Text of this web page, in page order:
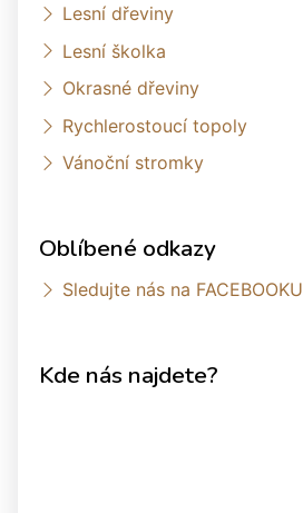
Lesní dřeviny
Lesní školka
Okrasné dřeviny
Rychlerostoucí topoly
Vánoční stromky
Oblíbené odkazy
Sledujte nás na FACEBOOKU
Kde nás najdete?